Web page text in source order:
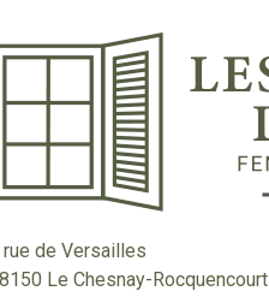
rue de Versailles
Le Chesnay-Rocquencourt